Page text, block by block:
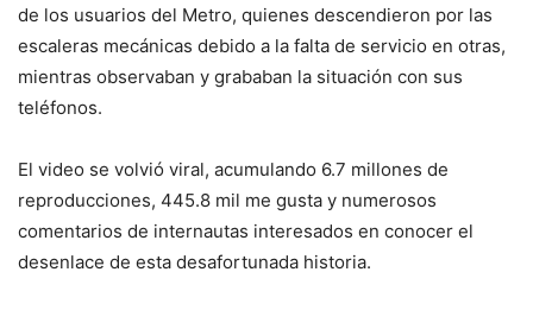
de los usuarios del Metro, quienes descendieron por las
escaleras mecánicas debido a la falta de servicio en otras,
mientras observaban y grababan la situación con sus
teléfonos.
El video se volvió viral, acumulando 6.7 millones de
reproducciones, 445.8 mil me gusta y numerosos
comentarios de internautas interesados en conocer el
desenlace de esta desafortunada historia.